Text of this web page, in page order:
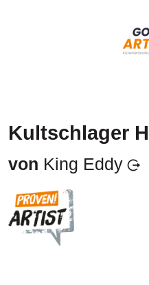
Kultschlager
von King Eddy